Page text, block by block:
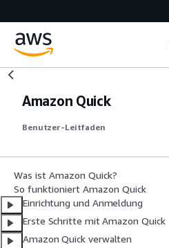
Amazon Quick
Benutzer-Leitfaden
Was ist Amazon Quick?
So funktioniert Amazon Quick
Einrichtung und Anmeldung
Erste Schritte mit Amazon Quick
Amazon Quick verwalten